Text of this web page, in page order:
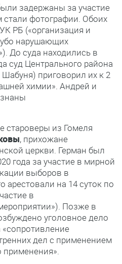
задержаны за участие
стали фотографии. Обоих
РБ («организация и
нарушающих
До суда находились в
суд Центрального района
приговорил их к 2
химии». Андрей и
староверы из Гомеля
, прихожане
церкви. Герман был
года за участие в мирной
выборов в
арестовали на 14 суток по
в
Позже в
уголовное дело
дел с применением
применения».